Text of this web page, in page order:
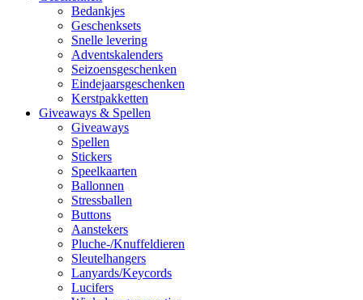
Bedankjes
Geschenksets
Snelle levering
Adventskalenders
Seizoensgeschenken
Eindejaarsgeschenken
Kerstpakketten
Giveaways & Spellen
Giveaways
Spellen
Stickers
Speelkaarten
Ballonnen
Stressballen
Buttons
Aanstekers
Pluche-/Knuffeldieren
Sleutelhangers
Lanyards/Keycords
Lucifers